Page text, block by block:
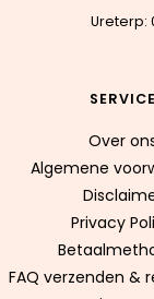
Ureterp:
SERVICE
Over
Algemene
Privacy
FAQ verzenden &